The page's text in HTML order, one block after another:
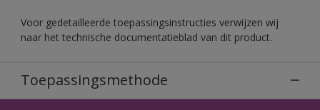
Voor gedetailleerde toepassingsinstructies verwijzen wij
naar het technische documentatieblad van dit product.
Toepassingsmethode